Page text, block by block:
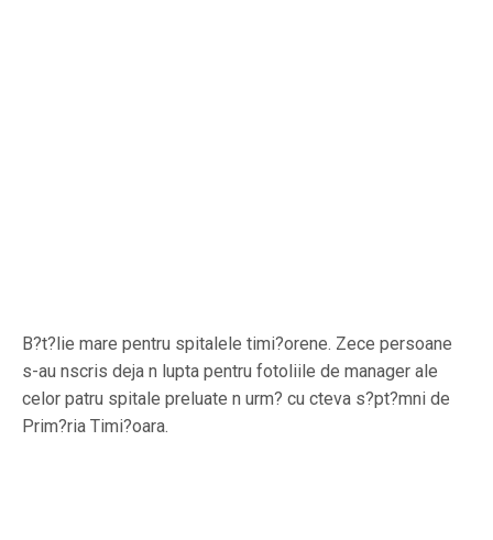
B?t?lie mare pentru spitalele timi?orene. Zece persoane
s-au nscris deja n lupta pentru fotoliile de manager ale
celor patru spitale preluate n urm? cu cteva s?pt?mni de
Prim?ria Timi?oara.